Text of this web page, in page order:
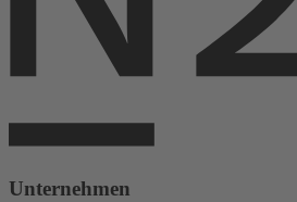
Unternehmen